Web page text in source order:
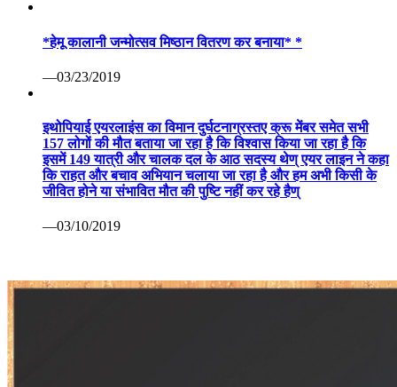
*हेमू कालानी जन्मोत्सव मिष्ठान वितरण कर बनाया* *
—03/23/2019
इथोपियाई एयरलाइंस का विमान दुर्घटनाग्रस्तए क्रू मेंबर समेत सभी
157 लोगों की मौत बताया जा रहा है कि विश्वास किया जा रहा है कि
इसमें 149 यात्री और चालक दल के आठ सदस्य थेण् एयर लाइन ने कहा
कि राहत और बचाव अभियान चलाया जा रहा है और हम अभी किसी के
जीवित होने या संभावित मौत की पुष्टि नहीं कर रहे हैण्
—03/10/2019